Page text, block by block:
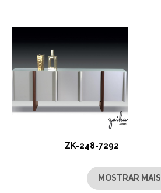
ZK-248-7292
MOSTRAR MAIS